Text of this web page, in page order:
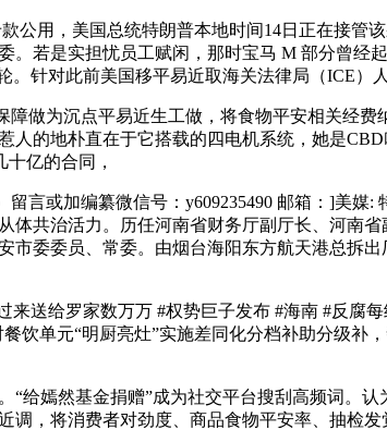
用，美国总统特朗普本地时间14日正在接管
若是实担忧员工赋闲，那时宝马 M 部分曾经
针对此前美国移平易近取海关法律局（ICE）
为沉点平易近生工做，将食物平安相关经费
的地朴直在于它搭载的四电机系统，她是
亿的合同，
或加编纂微信号：y609235490 邮箱：]美媒:
共治活力。历任河南省财务厅副厅长、河南
委委员、常委。由烟台海阳东方航天港总拆
给罗家数万万 #权势巨子发布 #海南 #反腐每
饮单元“明厨亮灶”实施差同化分档补助分级补
嫣然基金捐赠”成为社交平台搜刮高频词。
，将消费者对劲度、商品食物平安率、抽检